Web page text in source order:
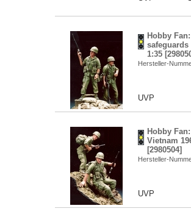
Hobby
safeguards
1:35
Hersteller-
UVP
Hobby
Vietnam
[2980504]
Hersteller-
UVP